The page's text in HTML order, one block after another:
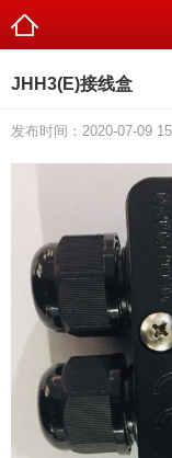
JHH3(E)接线盒
发布时间：2020-07-09